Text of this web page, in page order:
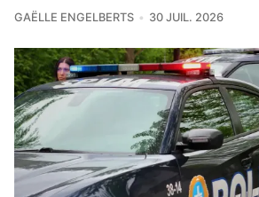
GAËLLE ENGELBERTS 30 JUIL. 2026